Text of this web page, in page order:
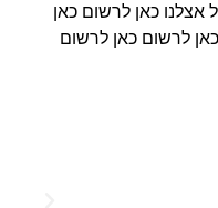
אצלנו כאן לרשום כאן
לרשום כאן לרשום